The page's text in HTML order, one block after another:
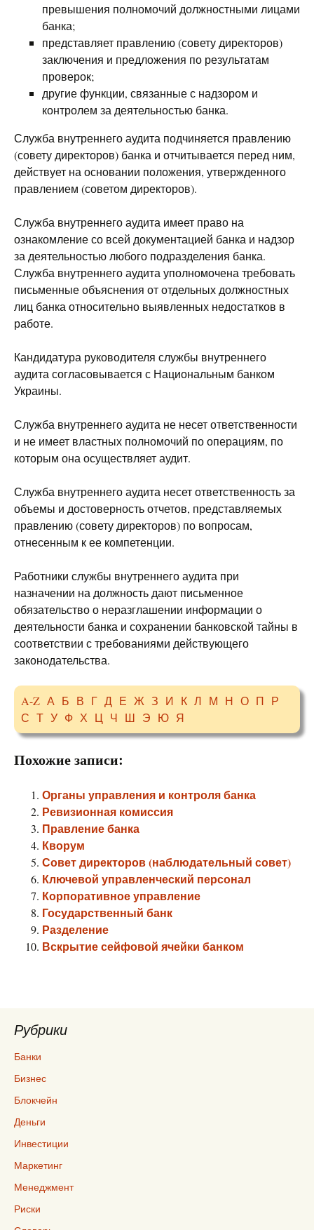
превышения полномочий должностными лицами
банка;
представляет правлению (совету директоров)
заключения и предложения по результатам
проверок;
другие функции, связанные с надзором и
контролем за деятельностью банка.
Служба внутреннего аудита подчиняется правлению
(совету директоров) банка и отчитывается перед ним,
действует на основании положения, утвержденного
правлением (советом директоров).
Служба внутреннего аудита имеет право на
ознакомление со всей документацией банка и надзор
за деятельностью любого подразделения банка.
Служба внутреннего аудита уполномочена требовать
письменные объяснения от отдельных должностных
лиц банка относительно выявленных недостатков в
работе.
Кандидатура руководителя службы внутреннего
аудита согласовывается с Национальным банком
Украины.
Служба внутреннего аудита не несет ответственности
и не имеет властных полномочий по операциям, по
которым она осуществляет аудит.
Служба внутреннего аудита несет ответственность за
объемы и достоверность отчетов, представляемых
правлению (совету директоров) по вопросам,
отнесенным к ее компетенции.
Работники службы внутреннего аудита при
назначении на должность дают письменное
обязательство о неразглашении информации о
деятельности банка и сохранении банковской тайны в
соответствии с требованиями действующего
законодательства.
A-Z А Б В Г Д Е Ж З И К Л М Н О П Р
С Т У Ф Х Ц Ч Ш Э Ю Я
Похожие записи:
Органы управления и контроля банка
Ревизионная комиссия
Правление банка
Кворум
Совет директоров (наблюдательный совет)
Ключевой управленческий персонал
Корпоративное управление
Государственный банк
Разделение
Вскрытие сейфовой ячейки банком
Рубрики
Банки
Бизнес
Блокчейн
Деньги
Инвестиции
Маркетинг
Менеджмент
Риски